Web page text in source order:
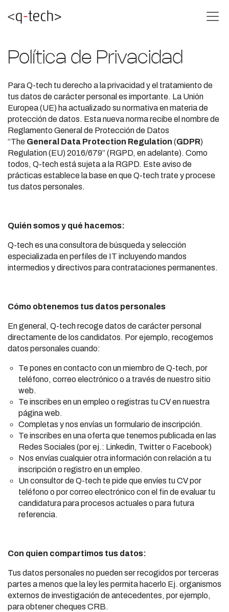
Política de Privacidad
Para Q-tech tu derecho a la privacidad y el tratamiento de
tus datos de carácter personal es importante. La Unión
Europea (UE) ha actualizado su normativa en materia de
protección de datos. Esta nueva norma recibe el nombre de
Reglamento General de Protección de Datos
“The General Data Protection Regulation (GDPR)
Regulation (EU) 2016/679” (RGPD, en adelante). Como
todos, Q-tech está sujeta a la RGPD. Este aviso de
prácticas establece la base en que Q-tech trate y procese
tus datos personales.
Quién somos y qué hacemos:
Q-tech es una consultora de búsqueda y selección
especializada en perfiles de IT incluyendo mandos
intermedios y directivos para contrataciones permanentes.
Cómo obtenemos tus datos personales
En general, Q-tech recoge datos de carácter personal
directamente de los candidatos. Por ejemplo, recogemos
datos personales cuando:
Te pones en contacto con un miembro de Q-tech, por
teléfono, correo electrónico o a través de nuestro sitio
web.
Te inscribes en un empleo o registras tu CV en nuestra
página web.
Completas y nos envías un formulario de inscripción.
Te inscribes en una oferta que tenemos publicada en las
Redes Sociales (por ej.: Linkedin, Twitter o Facebook)
Nos envías cualquier otra información con relación a tu
inscripción o registro en un empleo.
Un consultor de Q-tech te pide que envíes tu CV por
teléfono o por correo electrónico con el fin de evaluar tu
candidatura para procesos actuales o para futura
referencia.
Con quien compartimos tus datos:
Tus datos personales no pueden ser recogidos por terceras
partes a menos que la ley les permita hacerlo Ej. organismos
externos de investigación de antecedentes, por ejemplo,
para obtener cheques CRB.